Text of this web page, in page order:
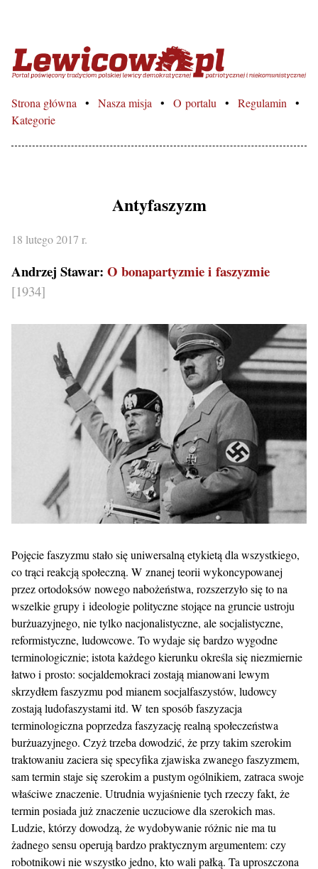
Lewicowo.pl – Portal
Strona główna Nasza misja O portalu
Regulamin
Kategorie
Antyfaszyzm
18 lutego 2017 r.
Andrzej Stawar: O bonapartyzmie i faszyzmie
[1934]
Pojęcie faszyzmu stało się uniwersalną etykietą dla wszystkiego,
co trąci reakcją społeczną. W znanej teorii wykoncypowanej
przez ortodoksów nowego nabożeństwa, rozszerzyło się to na
wszelkie grupy i ideologie polityczne stojące na gruncie ustroju
burżuazyjnego, nie tylko nacjonalistyczne, ale socjalistyczne,
reformistyczne, ludowcowe. To wydaje się bardzo wygodne
terminologicznie; istota każdego kierunku określa się niezmiernie
łatwo i prosto: socjaldemokraci zostają mianowani lewym
skrzydłem faszyzmu pod mianem socjalfaszystów, ludowcy
zostają ludofaszystami itd. W ten sposób faszyzacja
terminologiczna poprzedza faszyzację realną społeczeństwa
burżuazyjnego. Czyż trzeba dowodzić, że przy takim szerokim
traktowaniu zaciera się specyfika zjawiska zwanego faszyzmem,
sam termin staje się szerokim a pustym ogólnikiem, zatraca swoje
właściwe znaczenie. Utrudnia wyjaśnienie tych rzeczy fakt, że
termin posiada już znaczenie uczuciowe dla szerokich mas.
Ludzie, którzy dowodzą, że wydobywanie różnic nie ma tu
żadnego sensu operują bardzo praktycznym argumentem: czy
robotnikowi nie wszystko jedno, kto wali pałką. Ta uproszczona